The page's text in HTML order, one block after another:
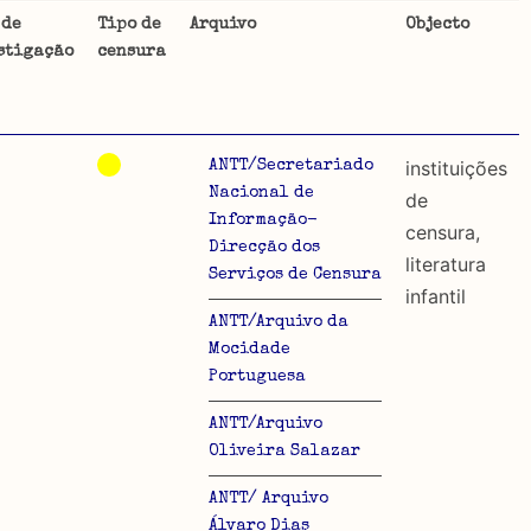
uma
Tipo de
censura
Arquivo Objecto
ANTT/Secretariado
Nacional de
Informação-
Direcção dos
Serviços de Censura
ANTT/Arquivo da
Mocidade
Portuguesa
ANTT/Arquivo
Oliveira Salazar
ANTT/ Arquivo
Álvaro Dias
instituições
de
censura,
literatura
infantil